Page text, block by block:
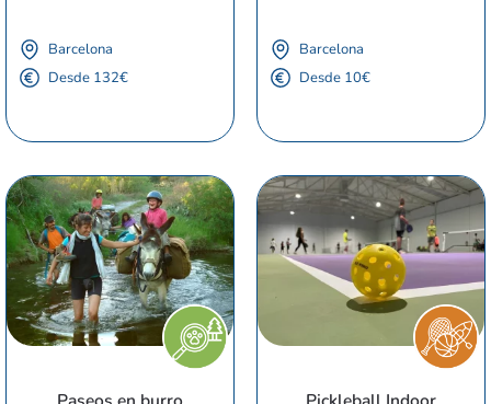
Barcelona
Desde 132€
Barcelona
Desde 10€